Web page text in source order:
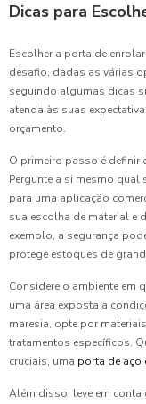
Dicas para
Escolher a porta de
desafio, dadas as várias
seguindo algumas dicas
atenda às suas
orçamento.
O primeiro passo é definir
Pergunte a si mesmo qual
para uma aplicação
sua escolha de material e
exemplo, a segurança
protege estoques de
Considere o ambiente em
uma área exposta a
maresia, opte por
tratamentos específicos.
cruciais, uma porta de aço
Além disso, leve em